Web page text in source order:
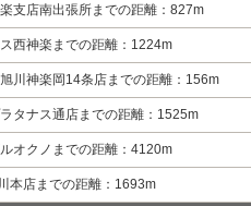
支店南出張所までの距離：827m
西神楽までの距離：1224m
川神楽岡14条店までの距離：156m
タナス通店までの距離：1525m
オクノまでの距離：4120m
本店までの距離：1693m